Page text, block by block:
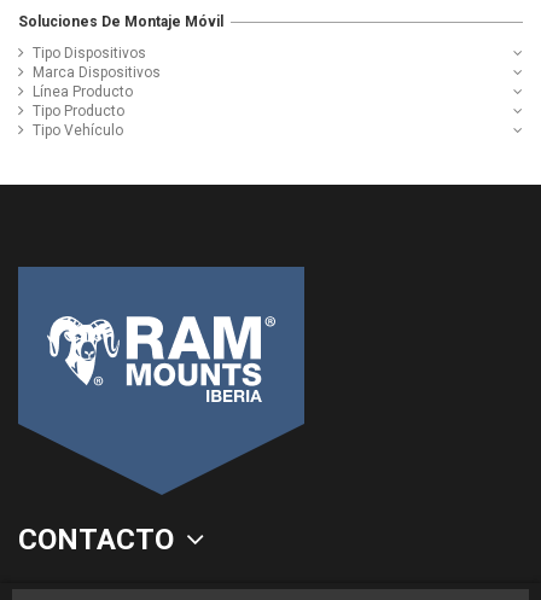
Soluciones De Montaje Móvil
Tipo Dispositivos
Marca Dispositivos
Línea Producto
Tipo Producto
Tipo Vehículo
CONTACTO